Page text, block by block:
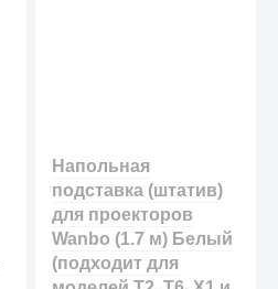
Напольная
подставка (штатив)
для проекторов
Wanbo (1.7 м) Белый
(подходит для